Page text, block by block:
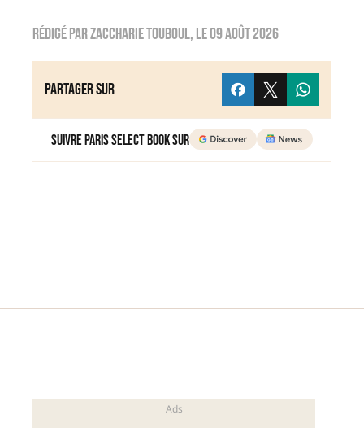
Rédigé parzaccharie touboul, le09 août 2026
Partager sur
Suivre Paris Select Book sur